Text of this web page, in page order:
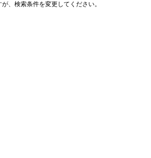
、検索条件を変更してください。